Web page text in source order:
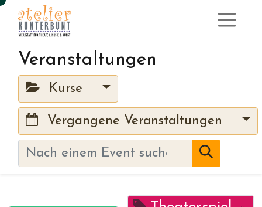
Veranstaltungen
Kurse
Vergangene Veranstaltungen